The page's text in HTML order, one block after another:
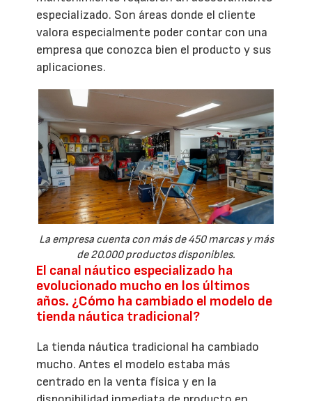
especializado. Son áreas donde el cliente
valora especialmente poder contar con una
empresa que conozca bien el producto y sus
aplicaciones.
La empresa cuenta con más de 450 marcas y más
de 20.000 productos disponibles.
El canal náutico especializado ha
evolucionado mucho en los últimos
años. ¿Cómo ha cambiado el modelo de
tienda náutica tradicional?
La tienda náutica tradicional ha cambiado
mucho. Antes el modelo estaba más
centrado en la venta física y en la